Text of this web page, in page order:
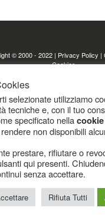
© 2000 - 2022 | Privacy Policy |
Cookies
selezionate utilizziamo
tecniche e, con il tuo
specificato nella
non disponibili
prestare, rifiutare o
qui presenti.
senza accettare.
Rifiuta Tutti